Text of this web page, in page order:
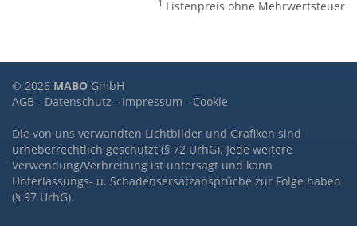
1 Listenpreis ohne Mehrwertsteuer
© 2026 MABO GmbH
AGB - Datenschutz - Impressum - Cookie
Die von uns verwandten Lichtbilder und Grafiken sind
urheberrechtlich geschützt (§ 72 UrhG). Jede weitere
Verwendung/Verbreitung ist untersagt und kann
Unterlassungs- u. Schadensersatzansprüche zur Folge haben
(§ 97 UrhG).